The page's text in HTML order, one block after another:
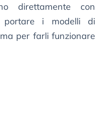
direttamente con
portare i modelli di
per farli funzionare